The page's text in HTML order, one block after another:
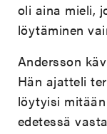
oli aina mieli,
löytäminen
Andersson
Hän ajatteli
löytyisi
edetessä